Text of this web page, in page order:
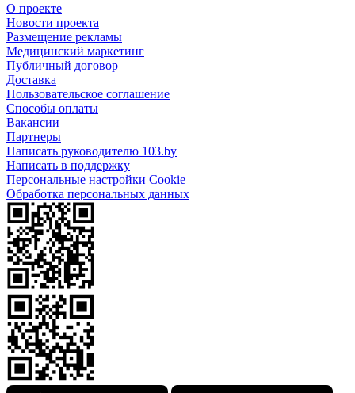
О проекте
Новости проекта
Размещение рекламы
Медицинский маркетинг
Публичный договор
Доставка
Пользовательское соглашение
Способы оплаты
Вакансии
Партнеры
Написать руководителю 103.by
Написать в поддержку
Персональные настройки Cookie
Обработка персональных данных